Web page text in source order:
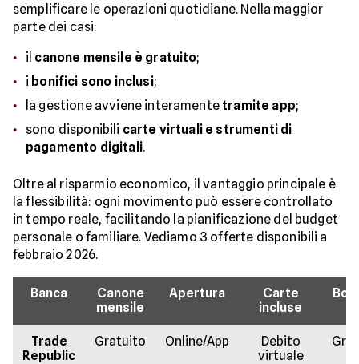
semplificare le operazioni quotidiane. Nella maggior
parte dei casi:
il canone mensile è gratuito;
i bonifici sono inclusi;
la gestione avviene interamente tramite app;
sono disponibili carte virtuali e strumenti di
pagamento digitali.
Oltre al risparmio economico, il vantaggio principale è
la flessibilità: ogni movimento può essere controllato
in tempo reale, facilitando la pianificazione del budget
personale o familiare. Vediamo 3 offerte disponibili a
febbraio 2026.
Banca
Canone
mensile
Apertura
Carte
incluse
Trade
Republic
Gratuito Online/App
Debito
virtuale